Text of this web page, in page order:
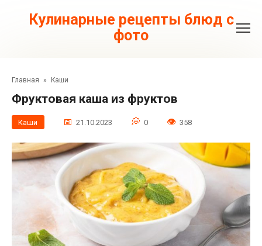
контентуКулинарные рецепты блюд с
фото
Главная » Каши
Фруктовая каша из фруктов
Каши 21.10.2023 0 358